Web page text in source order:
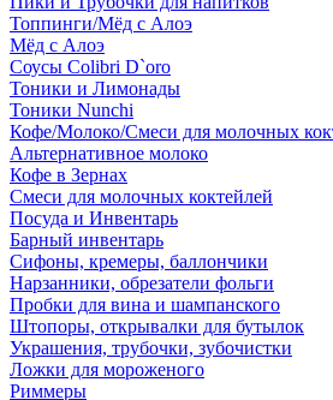
Топпинги/Мёд с Алоэ
Мёд с Алоэ
Соусы Colibri D`oro
Тоники и Лимонады
Тоники Nunchi
Кофе/Молоко/Смеси для молочных
Альтернативное молоко
Кофе в Зернах
Смеси для молочных коктейлей
Посуда и Инвентарь
Барный инвентарь
Сифоны, кремеры, баллончики
Нарзанники, обрезатели фольги
Пробки для вина и шампанского
Штопоры, открывалки для бутылок
Украшения, трубочки, зубочистки
Ложки для мороженого
Риммеры